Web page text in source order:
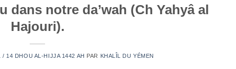
dans notre da’wah (Ch Yahyâ al
Hajouri).
14 DHOU AL-HIJJA 1442 AH PAR KHALÎL DU YÉMEN